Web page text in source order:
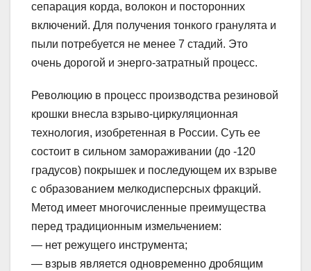
сепарация корда, волокон и посторонних
включений. Для получения тонкого гранулята и
пыли потребуется не менее 7 стадий. Это
очень дорогой и энерго-затратный процесс.
Революцию в процесс производства резиновой
крошки внесла взрыво-циркуляционная
технология, изобретенная в России. Суть ее
состоит в сильном замораживании (до -120
градусов) покрышек и последующем их взрыве
с образованием мелкодисперсных фракций.
Метод имеет многочисленные преимущества
перед традиционным измельчением:
— нет режущего инструмента;
— взрыв является одновременно дробящим